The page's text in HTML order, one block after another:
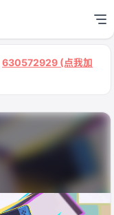
630572929 (点我加